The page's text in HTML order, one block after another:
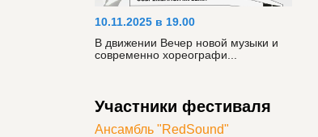
10.11.2025 в 19.00
В движении Вечер новой музыки и
современно хореографи...
Участники фестиваля
Ансамбль "RedSound"